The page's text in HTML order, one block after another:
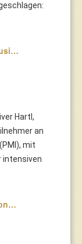
Hartl,
an
mit
intensiven